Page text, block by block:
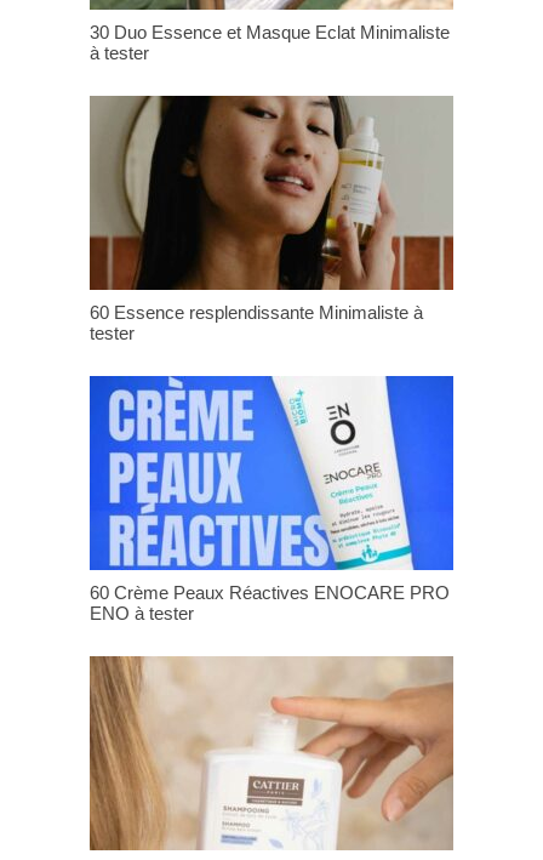
30 Duo Essence et Masque Eclat Minimaliste
à tester
60 Essence resplendissante Minimaliste à
tester
60 Crème Peaux Réactives ENOCARE PRO
ENO à tester